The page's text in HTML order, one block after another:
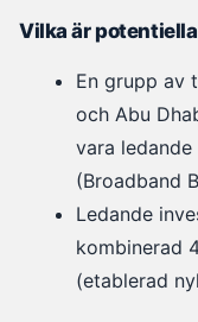
Vilka är
En grupp av
och Abu
vara
(Broadband
Ledande
kombinerad
(etablerad